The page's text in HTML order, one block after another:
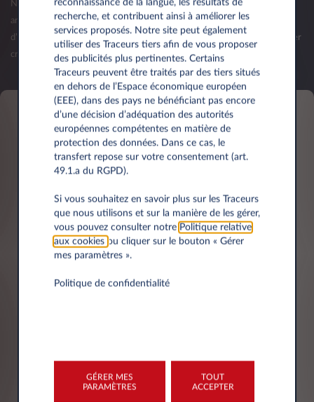
Nous vous invitons à nous contacter lorsque votre société aura plus d'un
an d’existence et que vos premiers bilans seront publiés. La validation
d’une offre (commande) reste sous réserve d’acceptation de votre dossier
crédit par Leasys Luxembourg.
Informations personnelles
Nom*
reconnaissance de la langue, les résultats de
recherche, et contribuent ainsi à améliorer les
services proposés. Notre site peut également
utiliser des Traceurs tiers afin de vous proposer
des publicités plus pertinentes. Certains
Traceurs peuvent être traités par des tiers situés
en dehors de l’Espace économique européen
(EEE), dans des pays ne bénéficiant pas encore
d’une décision d’adéquation des autorités
européennes compétentes en matière de
protection des données. Dans ce cas, le
transfert repose sur votre consentement (art.
49.1.a du RGPD).
Si vous souhaitez en savoir plus sur les Traceurs
que nous utilisons et sur la manière de les gérer,
vous pouvez consulter notre Politique relative
aux cookies ou cliquer sur le bouton « Gérer
mes paramètres ».
Politique de confidentialité
GÉRER MES
PARAMÈTRES
TOUT
ACCEPTER